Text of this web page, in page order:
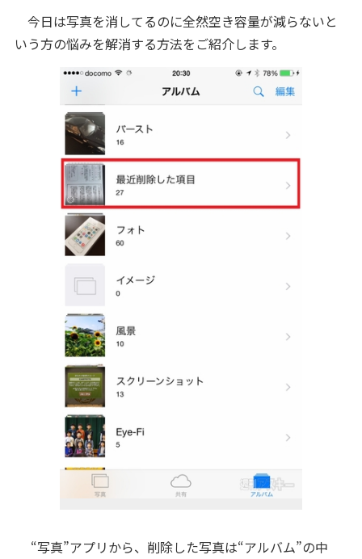
今日は写真を消してるのに全然空き容量が減らないと
いう方の悩みを解消する方法をご紹介します。
“写真”アプリから、削除した写真は“アルバム”の中